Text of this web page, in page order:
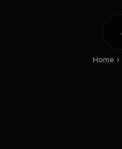
Home ›